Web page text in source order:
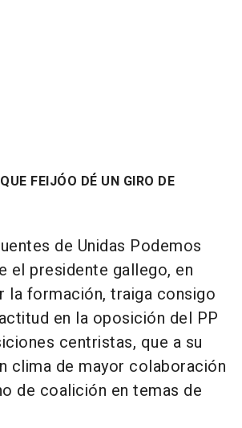
FEIJÓO DÉ UN GIRO DE
de Unidas Podemos
el presidente gallego, en
la formación, traiga consigo
en la oposición del PP
centristas, que a su
clima de mayor colaboración
de coalición en temas de